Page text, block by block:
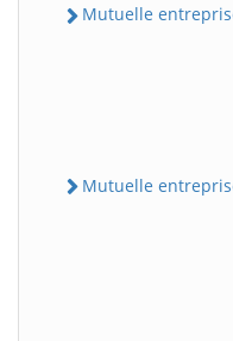
Mutuelle
Mutuelle